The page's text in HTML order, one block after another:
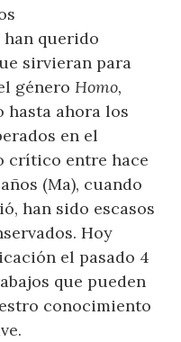
querido
sirvieran para
géneroHomo,
hasta ahora los
en el
crítico entre hace
(Ma), cuando
han sido escasos
Hoy
el pasado 4
que pueden
conocimiento